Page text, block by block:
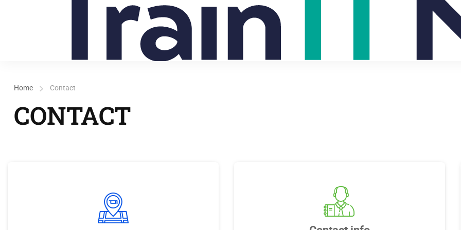
Home Contact
CONTACT